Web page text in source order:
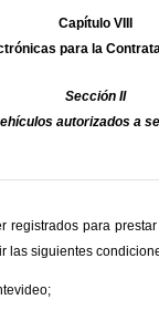
Capítulo VIII
para la
Sección II
autorizados a
registrados para
las siguientes